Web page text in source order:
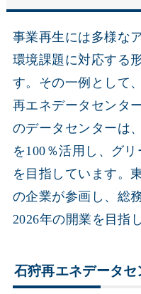
事業再生には多様な
環境課題に対応する
す。その一例として
再エネデータセンタ
のデータセンターは
を100％活用し、グ
を目指しています。
の企業が参画し、総
2026年の開業を目指
石狩再エネデータセ